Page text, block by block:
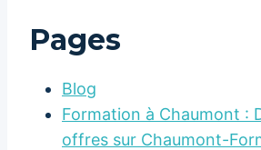
Pages
Blog
Formation à Chaumont :
offres sur Chaumont-